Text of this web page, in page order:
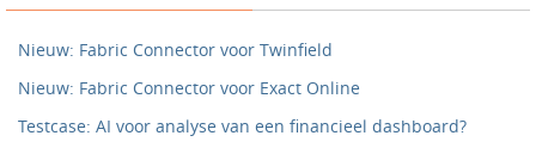
Nieuw: Fabric Connector voor Twinfield
Nieuw: Fabric Connector voor Exact Online
Testcase: AI voor analyse van een financieel dashboard?